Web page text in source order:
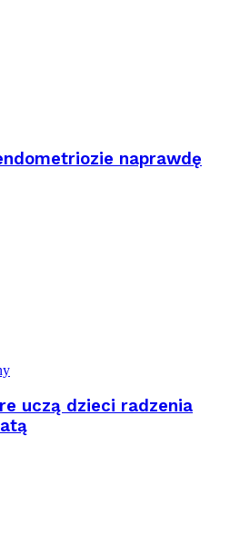
naprawdę
uczą dzieci radzenia